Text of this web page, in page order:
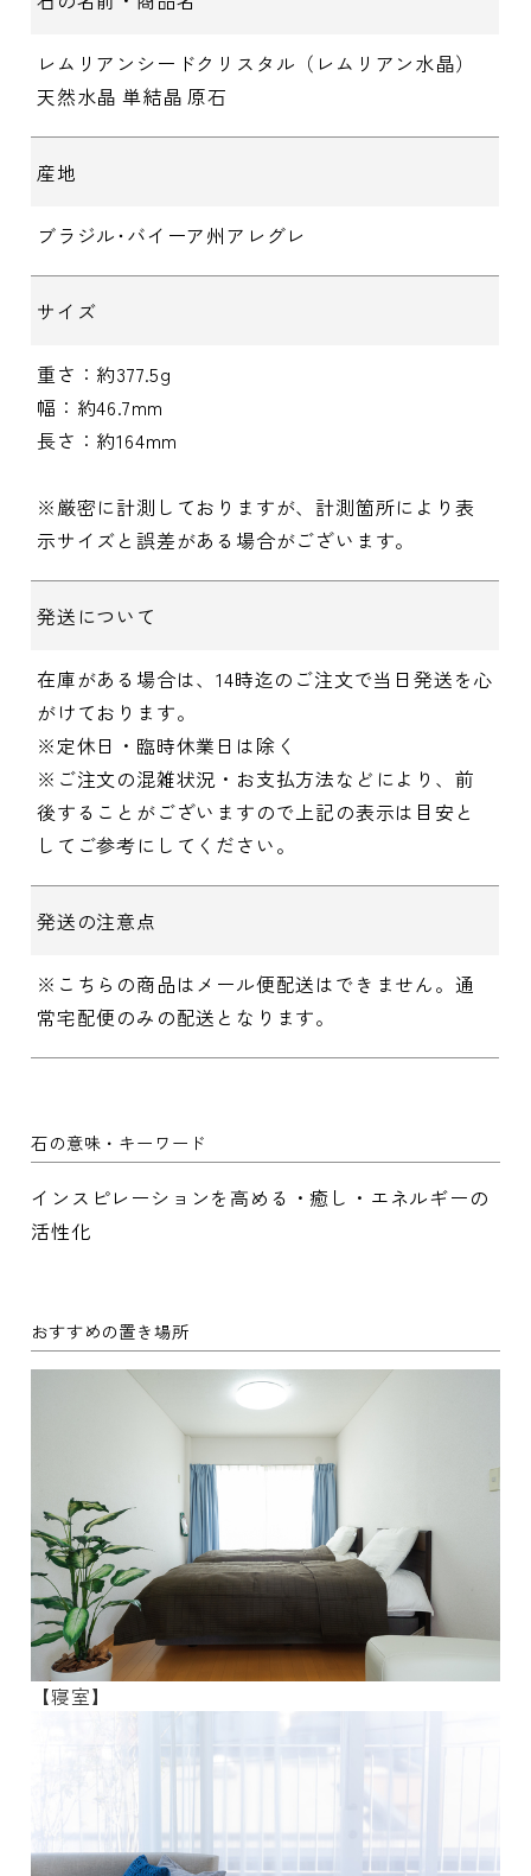
レムリアンシードクリスタル（レムリアン水晶）
天然水晶 単結晶 原石
産地
ブラジル･バイーア州アレグレ
サイズ
重さ：約377.5g
幅：約46.7mm
長さ：約164mm
※厳密に計測しておりますが、計測箇所により表
示サイズと誤差がある場合がございます。
発送について
在庫がある場合は、14時迄のご注文で当日発送を心
がけております。
※定休日・臨時休業日は除く
※ご注文の混雑状況・お支払方法などにより、前
後することがございますので上記の表示は目安と
してご参考にしてください。
発送の注意点
※こちらの商品はメール便配送はできません。通
常宅配便のみの配送となります。
石の意味・キーワード
インスピレーションを高める・癒し・エネルギーの
活性化
おすすめの置き場所
【寝室】